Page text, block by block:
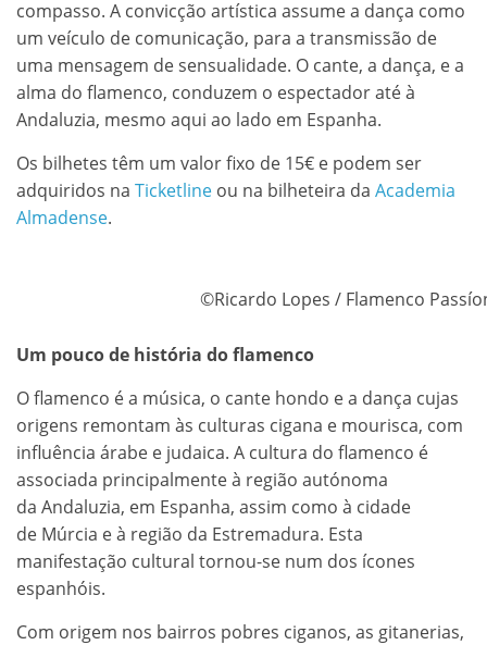
compasso. A convicção artística assume a dança como
um veículo de comunicação, para a transmissão de
uma mensagem de sensualidade. O cante, a dança, e a
alma do flamenco, conduzem o espectador até à
Andaluzia, mesmo aqui ao lado em Espanha.
Os bilhetes têm um valor fixo de 15€ e podem ser
adquiridos na Ticketline ou na bilheteira da Academia
Almadense.
©Ricardo Lopes / Flamenco
Um pouco de história do flamenco
O flamenco é a música, o cante hondo e a dança cujas
origens remontam às culturas cigana e mourisca, com
influência árabe e judaica. A cultura do flamenco é
associada principalmente à região autónoma
da Andaluzia, em Espanha, assim como à cidade
de Múrcia e à região da Estremadura. Esta
manifestação cultural tornou-se num dos ícones
espanhóis.
Com origem nos bairros pobres ciganos, as gitanerias,